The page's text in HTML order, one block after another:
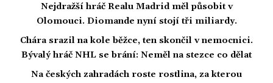
Nejdražší hráč Realu Madrid měl působit v
Olomouci. Diomande nyní stojí tři miliardy.
Chára srazil na kole běžce, ten skončil v nemocnici.
Bývalý hráč NHL se brání: Neměl na stezce co dělat
Na českých zahradách roste rostlina, za kterou